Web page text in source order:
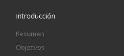
Introducción
Resumen
Objetivos